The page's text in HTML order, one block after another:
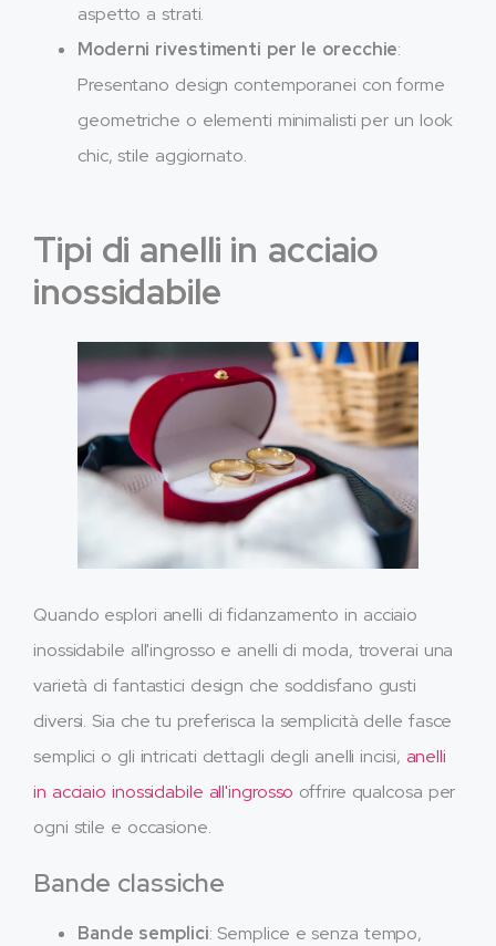
aspetto a strati.
Moderni rivestimenti per le orecchie:
Presentano design contemporanei con forme
geometriche o elementi minimalisti per un look
chic, stile aggiornato.
Tipi di anelli in acciaio
inossidabile
Quando esplori anelli di fidanzamento in acciaio
inossidabile all'ingrosso e anelli di moda, troverai una
varietà di fantastici design che soddisfano gusti
diversi. Sia che tu preferisca la semplicità delle fasce
semplici o gli intricati dettagli degli anelli incisi, anelli
in acciaio inossidabile all'ingrosso offrire qualcosa per
ogni stile e occasione.
Bande classiche
Bande semplici: Semplice e senza tempo,